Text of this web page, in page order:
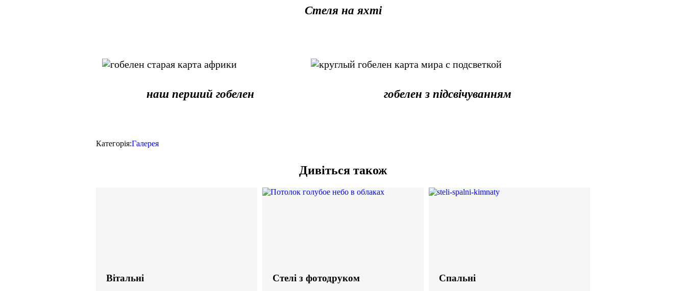
Стеля на яхті
наш перший гобелен гобелен з підсвічуванням
Категорія:Галерея
Дивіться також
Вітальні Стелі з фотодруком Спальні